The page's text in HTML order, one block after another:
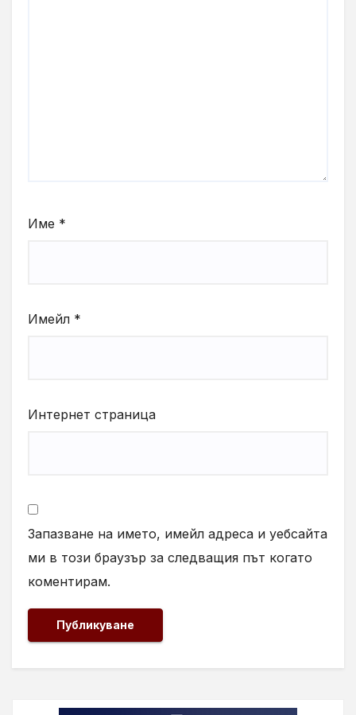
Име *
Имейл *
Интернет страница
Запазване на името, имейл адреса и уебсайта
ми в този браузър за следващия път когато
коментирам.